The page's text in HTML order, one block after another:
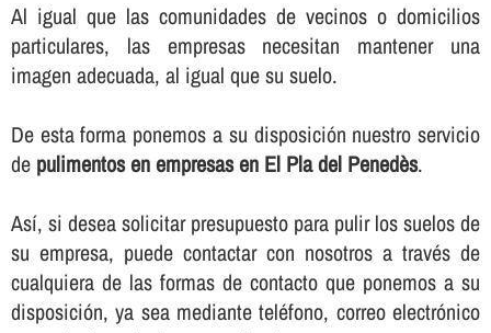
Al igual que las comunidades de vecinos o domicilios
particulares, las empresas necesitan mantener una
imagen adecuada, al igual que su suelo.
De esta forma ponemos a su disposición nuestro servicio
de pulimentos en empresas en El Pla del Penedès.
Así­, si desea solicitar presupuesto para pulir los suelos de
su empresa, puede contactar con nosotros a través de
cualquiera de las formas de contacto que ponemos a su
disposición, ya sea mediante teléfono, correo electrónico